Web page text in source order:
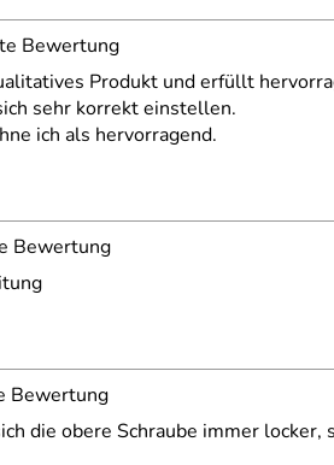
Bewertung
Produkt und erfüllt
sehr korrekt einstellen.
ich als hervorragend.
Bewertung
Bewertung
die obere Schraube immer